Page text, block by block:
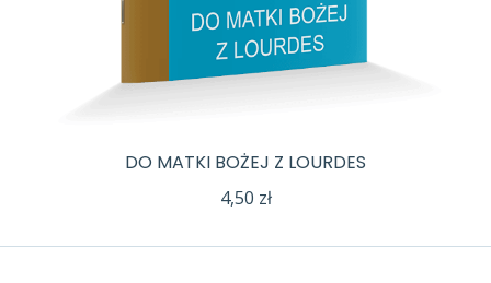
DO MATKI BOŻEJ Z LOURDES
4,50 zł